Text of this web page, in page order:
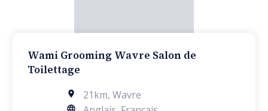
Wami Grooming Wavre Salon de
Toilettage
21km, Wavre